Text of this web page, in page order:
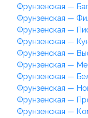
Фрунзенская —
Фрунзенская —
Фрунзенская —
Фрунзенская —
Фрунзенская —
Фрунзенская —
Фрунзенская —
Фрунзенская —
Фрунзенская —
Фрунзенская —